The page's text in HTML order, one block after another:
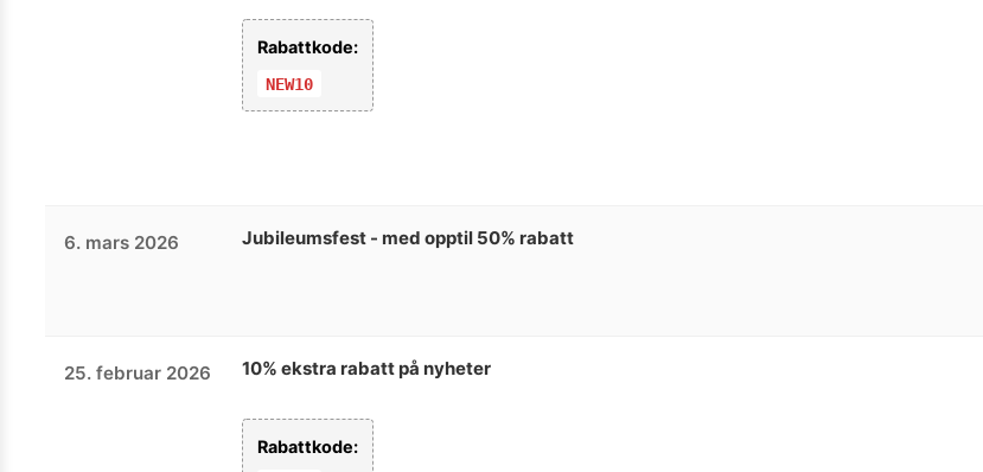
Rabattkode:
NEW10
6. mars 2026 Jubileumsfest - med opptil 50% rabatt
25. februar 2026 10% ekstra rabatt på nyheter
Rabattkode: